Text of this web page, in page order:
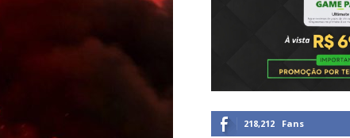
218,212 Fans